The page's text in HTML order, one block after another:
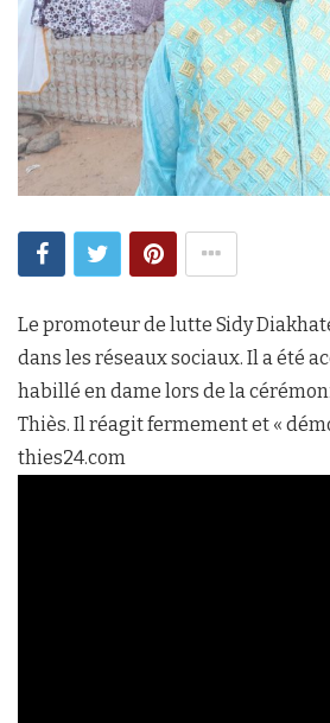
Le promoteur de lutte Sidy
dans les réseaux sociaux. Il a été
habillé en dame lors de la
Thiès. Il réagit fermement et «
thies24.com